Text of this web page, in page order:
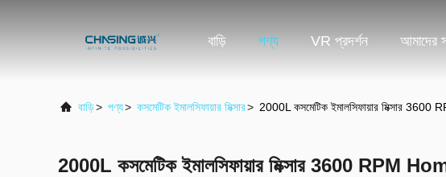
বাড়ি পণ্য VR প্রদর্শন আমাদের
বাড়ি> পণ্য> কসমেটিক ইমালসিফায়ার মিক্সার> 2000L কসমেটিক ইমালসিফায়ার মিক্সার
2000L কসমেটিক ইমালসিফায়ার মিক্সার 3600 RPM